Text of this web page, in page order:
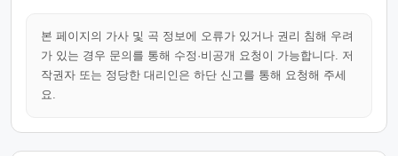
본 페이지의 가사 및 곡 정보에 오류가 있거나 권리 침해 우려
가 있는 경우 문의를 통해 수정·비공개 요청이 가능합니다. 저
작권자 또는 정당한 대리인은 하단 신고를 통해 요청해 주세
요.